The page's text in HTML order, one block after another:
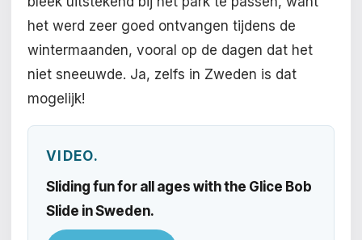
het werd zeer goed ontvangen tijdens de
wintermaanden, vooral op de dagen dat het
niet sneeuwde. Ja, zelfs in Zweden is dat
mogelijk!
VIDEO.
Sliding fun for all ages with the Glice Bob
Slide in Sweden.